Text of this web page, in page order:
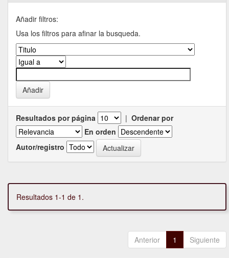
Añadir filtros:
Usa los filtros para afinar la busqueda.
Resultados por página | Ordenar por
En orden
Autor/registro
Resultados 1-1 de 1.
Anterior 1 Siguiente